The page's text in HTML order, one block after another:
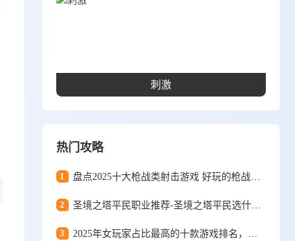
刺激
热门攻略
1 盘点2025十大枪战类射击游戏 好玩的枪战类射击游戏排行榜top10
2 圣境之塔平民职业推荐-圣境之塔平民选什么职业好
3 2025年女玩家占比最高的十款游戏排名，想在虚拟次元脱单的看过来